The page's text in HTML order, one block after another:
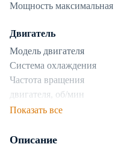
Мощность максимальная
Двигатель
Модель двигателя
Система охлаждения
Частота вращения
двигателя, об/мин
Топливо
Показать все
Описание